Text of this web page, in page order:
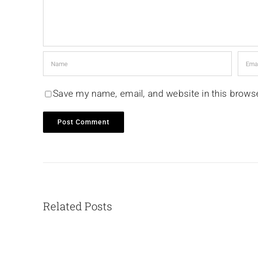
Save my name, email, and website in this
Related Posts